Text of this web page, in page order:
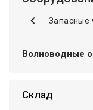
Запасные
Волноводные
Склад